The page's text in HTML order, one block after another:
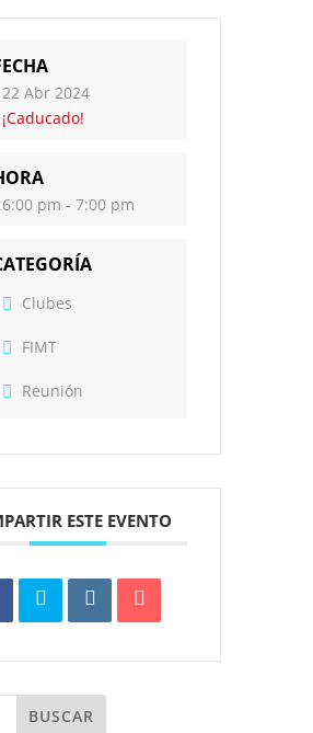
22 Abr 2024
¡Caducado!
6:00 pm - 7:00 pm
Clubes
FIMT
Reunión
ESTE EVENTO